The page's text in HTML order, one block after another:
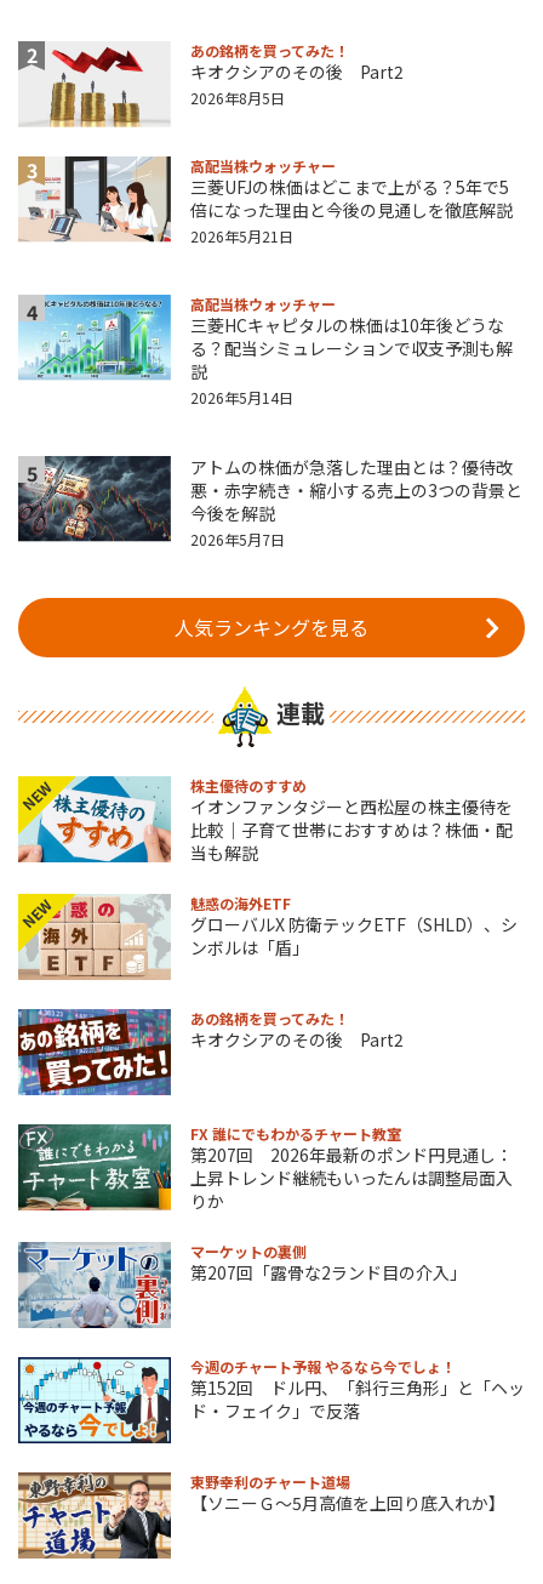
2 あの銘柄を買ってみた！
キオクシアのその後 Part2
2026年8月5日
3 高配当株ウォッチャー
三菱UFJの株価はどこまで上がる？5年で5
倍になった理由と今後の見通しを徹底解説
2026年5月21日
4 高配当株ウォッチャー
三菱HCキャピタルの株価は10年後どうな
る？配当シミュレーションで収支予測も解
説
2026年5月14日
5
アトムの株価が急落した理由とは？優待改
悪・赤字続き・縮小する売上の3つの背景と
今後を解説
2026年5月7日
人気ランキングを見る
連載
NEW 株主優待のすすめ
イオンファンタジーと西松屋の株主優待を
比較｜子育て世帯におすすめは？株価・配
当も解説
NEW 魅惑の海外ETF
グローバルX 防衛テックETF（SHLD）、シ
ンボルは「盾」
あの銘柄を買ってみた！
キオクシアのその後 Part2
FX 誰にでもわかるチャート教室
第207回 2026年最新のポンド円見通し：
上昇トレンド継続もいったんは調整局面入
りか
マーケットの裏側
第207回「露骨な2ランド目の介入」
今週のチャート予報 やるなら今でしょ！
第152回 ドル円、「斜行三角形」と「ヘッ
ド・フェイク」で反落
東野幸利のチャート道場
【ソニーＧ～5月高値を上回り底入れか】